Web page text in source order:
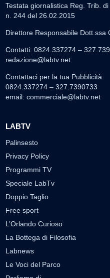
Testata giornalistica Reg. Trib.
n. 244 del 26.02.2015
Direttore Responsabile Dott.ssa
Contatti: 0824.337274 –
redazione@labtv.net
Contattaci per la tua Pubblicità:
0824.337274 – 327.7390733
email: commerciale@labtv.net
LABTV
Palinsesto
Privacy Policy
Programmi TV
Speciale LabTv
Doppio Taglio
Free sport
L’Orlando Curioso
La Bottega di Filosofia
Labnews
Le Voci del Parco